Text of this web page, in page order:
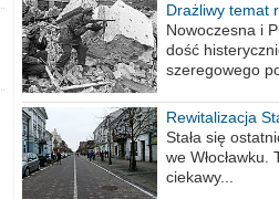
Drażliwy temat
berlińska
Nowoczesna i
dość
szeregowego
Rewitalizacja
Stała się
we
ciekawy...